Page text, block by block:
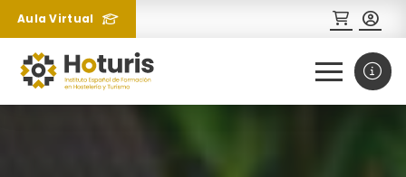
Aula Virtual